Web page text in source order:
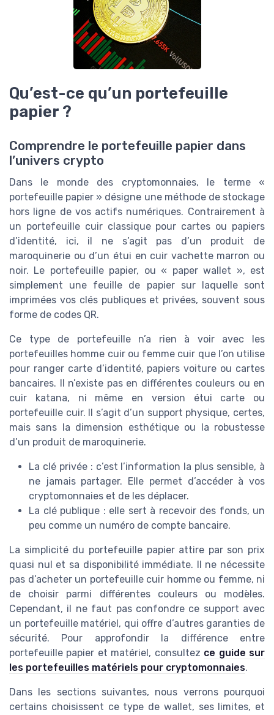
Qu’est-ce qu’un portefeuille
papier ?
Comprendre le portefeuille papier dans
l’univers crypto
Dans le monde des cryptomonnaies, le terme «
portefeuille papier » désigne une méthode de stockage
hors ligne de vos actifs numériques. Contrairement à
un portefeuille cuir classique pour cartes ou papiers
d’identité, ici, il ne s’agit pas d’un produit de
maroquinerie ou d’un étui en cuir vachette marron ou
noir. Le portefeuille papier, ou « paper wallet », est
simplement une feuille de papier sur laquelle sont
imprimées vos clés publiques et privées, souvent sous
forme de codes QR.
Ce type de portefeuille n’a rien à voir avec les
portefeuilles homme cuir ou femme cuir que l’on utilise
pour ranger carte d’identité, papiers voiture ou cartes
bancaires. Il n’existe pas en différentes couleurs ou en
cuir katana, ni même en version étui carte ou
portefeuille cuir. Il s’agit d’un support physique, certes,
mais sans la dimension esthétique ou la robustesse
d’un produit de maroquinerie.
La clé privée : c’est l’information la plus sensible, à
ne jamais partager. Elle permet d’accéder à vos
cryptomonnaies et de les déplacer.
La clé publique : elle sert à recevoir des fonds, un
peu comme un numéro de compte bancaire.
La simplicité du portefeuille papier attire par son prix
quasi nul et sa disponibilité immédiate. Il ne nécessite
pas d’acheter un portefeuille cuir homme ou femme, ni
de choisir parmi différentes couleurs ou modèles.
Cependant, il ne faut pas confondre ce support avec
un portefeuille matériel, qui offre d’autres garanties de
sécurité. Pour approfondir la différence entre
portefeuille papier et matériel, consultez ce guide sur
les portefeuilles matériels pour cryptomonnaies.
Dans les sections suivantes, nous verrons pourquoi
certains choisissent ce type de wallet, ses limites, et